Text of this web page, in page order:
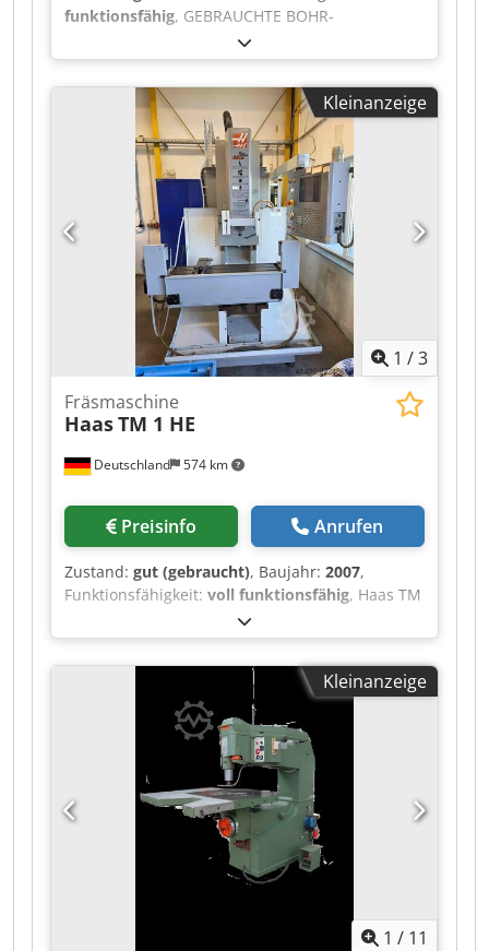
Informationen zu dieser Maschine,
einschließlich Spezifikationen,
Werkzeugausstattung, Inspektionsberichten und
funktionsfähig, GEBRAUCHTE BOHR-
FRÄSMASCHINE VON FERVI, SPINDELBOHRUNG
32 MM, MIT KREUZTISCH. Dodpezky Dbofx Aclock
Kleinanzeige
1 /3
Deutschland 574 km
Fräsmaschine
HaasTM 1 HE
Preisinfo Anrufen
Zustand: gut (gebraucht), Baujahr: 2007,
Funktionsfähigkeit: voll funktionsfähig, Haas TM
1 HE vertikal Fräsmaschine, Baujahr 2007,
Steuerung Haas CNC, Verfahrweg X/Y/Z
762/305/534 mm, Tischgrösse 1213 x 267 mm,
Spindeldrehzahl bis 4.000 U/min, Aufnahme BT
40, Djdpfxozh Unpj Acleck
Kleinanzeige
1 / 11